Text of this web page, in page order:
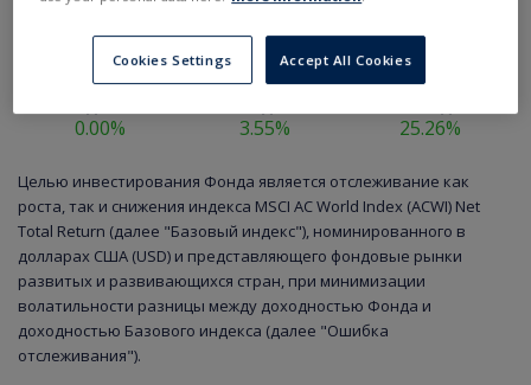
0.00% 3.55% 25.26%
Целью инвестирования Фонда является отслеживание как
роста, так и снижения индекса MSCI AC World Index (ACWI) Net
Total Return (далее "Базовый индекс"), номинированного в
долларах США (USD) и представляющего фондовые рынки
развитых и развивающихся стран, при минимизации
волатильности разницы между доходностью Фонда и
доходностью Базового индекса (далее "Ошибка
отслеживания").
Cookies Settings Accept All Cookies